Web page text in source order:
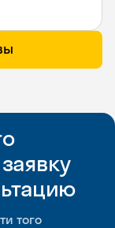
того